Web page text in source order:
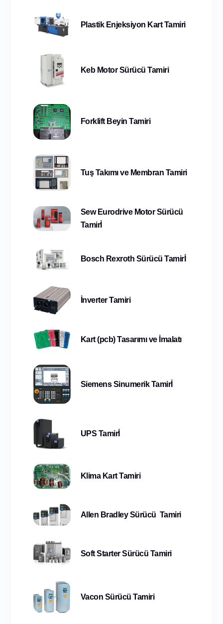
Plastik Enjeksiyon Kart Tamiri
Keb Motor Sürücü Tamiri
Forklift Beyin Tamiri
Tuş Takımı ve Membran Tamiri
Sew Eurodrive Motor Sürücü
Tamirİ
Bosch Rexroth Sürücü Tamirİ
İnverter Tamiri
Kart (pcb) Tasarımı ve İmalatı
Siemens Sinumerik Tamirİ
UPS Tamirİ
Klima Kart Tamiri
Allen Bradley Sürücü Tamiri
Soft Starter Sürücü Tamiri
Vacon Sürücü Tamiri